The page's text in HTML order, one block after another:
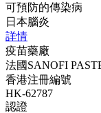
可預防的傳染病
日本腦炎
詳情
疫苗藥廠
法國SANOFI
香港注冊編號
HK-62787
認證